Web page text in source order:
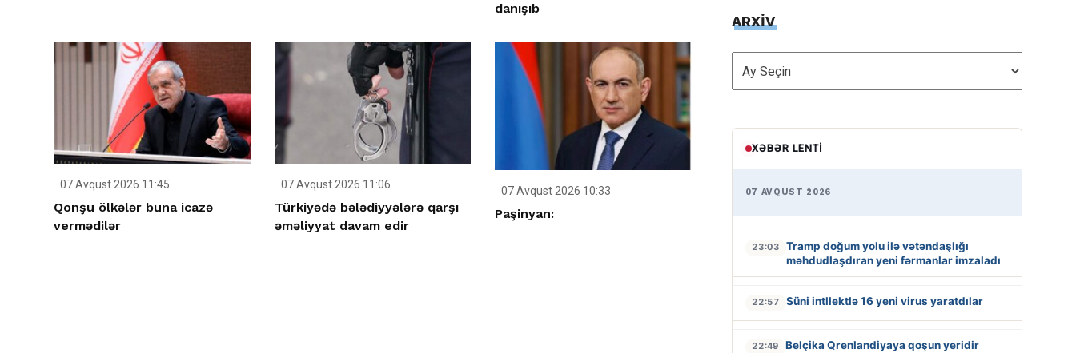
danışıb
07 Avqust 2026 11:45
Qonşu ölkələr buna icazə
vermədilər
07 Avqust 2026 11:06
Türkiyədə bələdiyyələrə qarşı
əməliyyat davam edir
07 Avqust 2026 10:33
Paşinyan:
ARXİV
ARXİV
XƏBƏR LENTI
07 AVQUST 2026
23:03
Tramp doğum yolu ilə vətəndaşlığı
məhdudlaşdıran yeni fərmanlar imzaladı
22:57 Süni intllektlə 16 yeni virus yaratdılar
22:49 Belçika Qrenlandiyaya qoşun yeridir